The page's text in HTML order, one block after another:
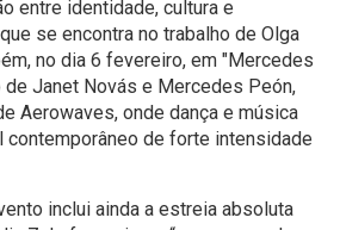
entre identidade, cultura e
se encontra no trabalho de Olga
no dia 6 fevereiro, em "Mercedes
de Janet Novás e Mercedes Peón,
Aerowaves, onde dança e música
contemporâneo de forte intensidade
inclui ainda a estreia absoluta